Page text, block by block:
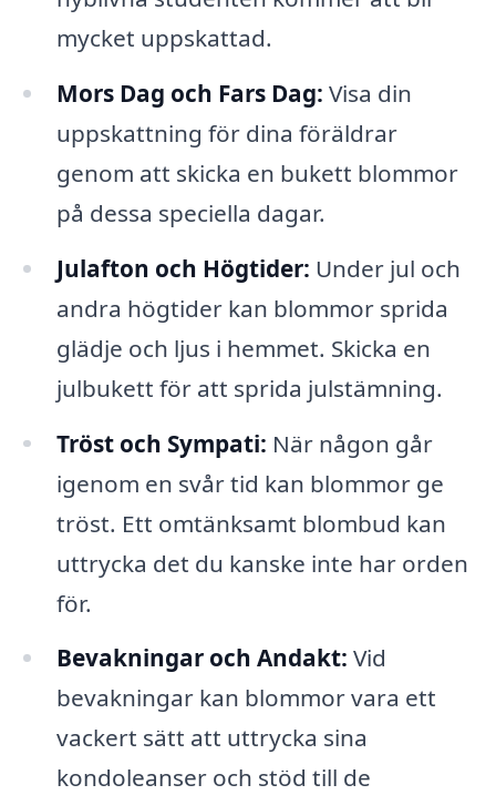
mycket uppskattad.
Mors Dag och Fars Dag: Visa din
uppskattning för dina föräldrar
genom att skicka en bukett blommor
på dessa speciella dagar.
Julafton och Högtider: Under jul och
andra högtider kan blommor sprida
glädje och ljus i hemmet. Skicka en
julbukett för att sprida julstämning.
Tröst och Sympati: När någon går
igenom en svår tid kan blommor ge
tröst. Ett omtänksamt blombud kan
uttrycka det du kanske inte har orden
för.
Bevakningar och Andakt: Vid
bevakningar kan blommor vara ett
vackert sätt att uttrycka sina
kondoleanser och stöd till de